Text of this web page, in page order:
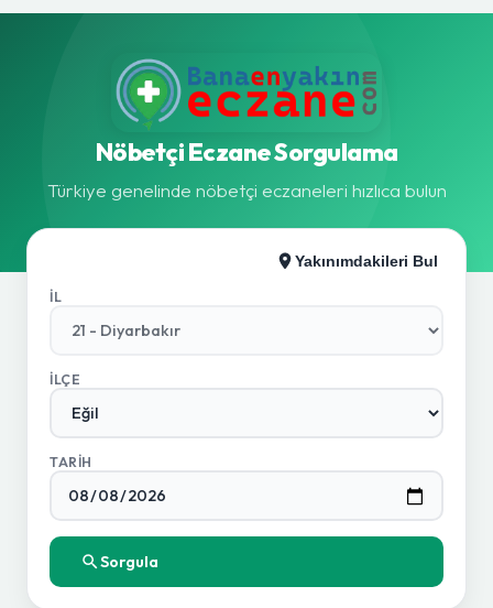
Nöbetçi Eczane Sorgulama
Türkiye genelinde nöbetçi eczaneleri hızlıca bulun
Yakınımdakileri Bul
İL
İLÇE
TARIH
Sorgula